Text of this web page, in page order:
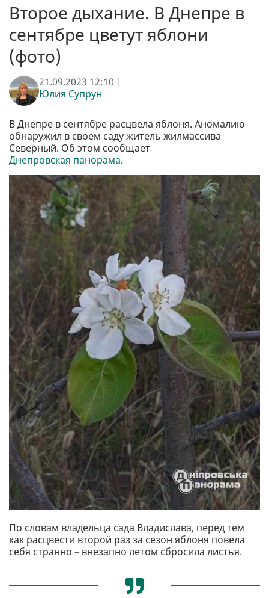
Второе дыхание. В Днепре в
сентябре цветут яблони
(фото)
21.09.2023 12:10 |
Юлия Супрун
В Днепре в сентябре расцвела яблоня. Аномалию
обнаружил в своем саду житель жилмассива
Северный. Об этом сообщает
Днепровская панорама.
По словам владельца сада Владислава, перед тем
как расцвести второй раз за сезон яблоня повела
себя странно – внезапно летом сбросила листья.